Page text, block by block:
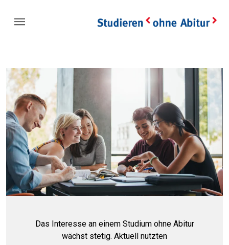
Das Interesse an einem Studium ohne Abitur
wächst stetig. Aktuell nutzten